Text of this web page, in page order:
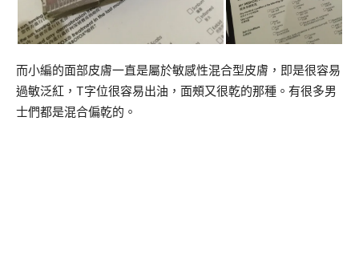
而小編的面部皮膚一直是屬於敏感性混合型皮膚，即是很容易
過敏泛紅，T字位很容易出油，面頰又很乾的那種。有很多男
士們都是混合偏乾的。